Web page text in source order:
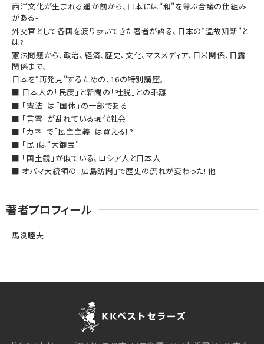
西洋文化が生まれる遥か前から、日本には“和"を尊ぶ合議の仕組み
がある-
外交官として各国を渡り歩いてきた著者が語る、日本の“温故知新"と
は?
憲法問題から、政治、経済、歴史、文化、マスメディア、日米関係、日露
関係まで、
日本を“再発見"するための、16の特別講座。
■ 日本人の「民度」と新聞の「社説」との乖離
■ 「憲法」は「国体」の一部である
■ 「言霊」が乱れている現代社会
■ 「カネ」で「民主主義」は買える! ?
■ 「民」は“大御宝"
■ 「国土観」が似ている、ロシア人と日本人
■ オバマ大統領の「広島訪問」で歴史の流れが変わった! 他
著者プロフィール
馬渕睦夫